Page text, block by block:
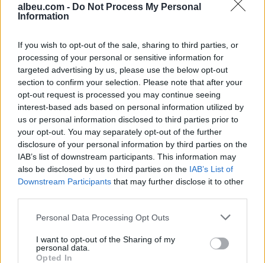
albeu.com - Do Not Process My Personal
Information
If you wish to opt-out of the sale, sharing to third parties, or
processing of your personal or sensitive information for
targeted advertising by us, please use the below opt-out
section to confirm your selection. Please note that after your
opt-out request is processed you may continue seeing
interest-based ads based on personal information utilized by
us or personal information disclosed to third parties prior to
your opt-out. You may separately opt-out of the further
disclosure of your personal information by third parties on the
IAB’s list of downstream participants. This information may
also be disclosed by us to third parties on the IAB’s List of
Downstream Participants that may further disclose it to other
Personal Data Processing Opt Outs
I want to opt-out of the Sharing of my
personal data.
Opted In
Princ Harry dhe Meghan
thyejnë heshtjen për
skandalin e fotos së Kate
12:28 / 14/03/2024
Kate Middleton ka
ndërruar jetë? Ja çfarë
përflitet në emisionin
schedule 11:48 / 14/03/2024
Del fotoja e parë e Kate
Middelton, pas ndërhyrjes
09:49 / 05/03/2024
Familja mbretërore në
krizë! Mikesha zbulon
pas operacionit
schedule 14:58 / 12/02/2024